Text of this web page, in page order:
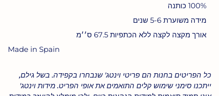
100% כותנה
מידה משוערת 5-6 שנים
אורך מקצה לקצה ללא הכתפיות 67.5 ס׳׳מ
Made in Spain
כל הפריטים בחנות הם פריטי וינטג' שנבחרו בקפידה. בשל גילם,
ייתכנו סימני שימוש קלים התואמים את אופי הפריט. מידות וינטג'